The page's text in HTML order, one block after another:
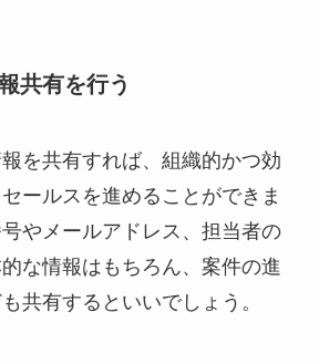
共有を行う
を共有すれば、組織的かつ効
ールスを進めることができま
やメールアドレス、担当者の
な情報はもちろん、案件の進
共有するといいでしょう。